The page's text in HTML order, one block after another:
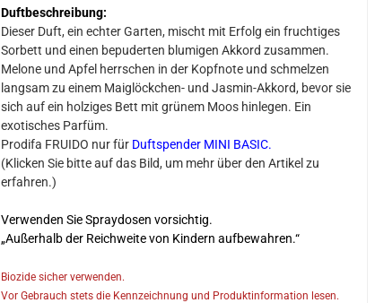
Duftbeschreibung:
Dieser Duft, ein echter Garten, mischt mit Erfolg ein fruchtiges
Sorbett und einen bepuderten blumigen Akkord zusammen.
Melone und Apfel herrschen in der Kopfnote und schmelzen
langsam zu einem Maiglöckchen- und Jasmin-Akkord, bevor sie
sich auf ein holziges Bett mit grünem Moos hinlegen. Ein
exotisches Parfüm.
Prodifa FRUIDO nur für Duftspender MINI BASIC.
​(Klicken Sie bitte auf das Bild, um mehr über den Artikel zu
erfahren.)
Verwenden Sie Spraydosen vorsichtig.
„Außerhalb der Reichweite von Kindern aufbewahren.“
Biozide sicher verwenden.
Vor Gebrauch stets die Kennzeichnung und Produktinformation lesen.